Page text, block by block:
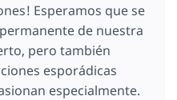
Esperamos que se
de nuestra
pero también
esporádicas
especialmente.